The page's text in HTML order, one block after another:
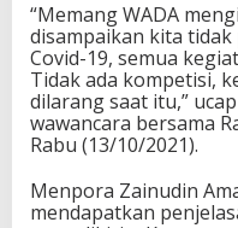
“Memang WADA
disampaikan kita
Covid-19, semua
Tidak ada kompetisi,
dilarang saat itu,”
wawancara bersama
Rabu (13/10/2021).
Menpora Zainudin
mendapatkan